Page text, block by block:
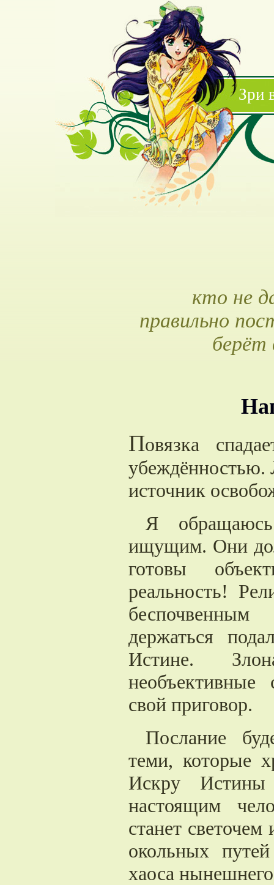
Зри
кто не
правильно
берёт
Повязка
убеждённостью.
источник
Я
ищущим. Они
готовы
реальность!
держаться
Истине.
свой приговор.
Послание
теми, которые
Искру
настоящим
станет
окольных
хаоса